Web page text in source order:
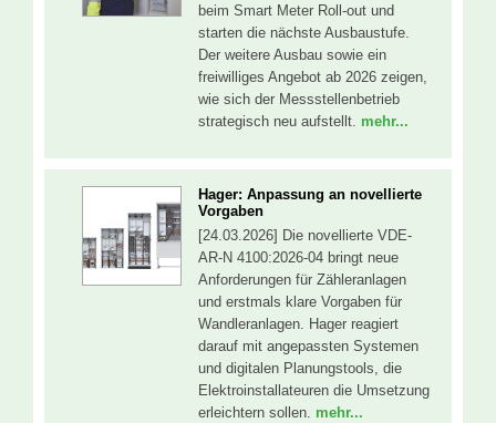
beim Smart Meter Roll-out und
starten die nächste Ausbaustufe.
Der weitere Ausbau sowie ein
freiwilliges Angebot ab 2026 zeigen,
wie sich der Messstellenbetrieb
strategisch neu aufstellt. mehr...
Hager: Anpassung an novellierte
Vorgaben
[24.03.2026] Die novellierte VDE-
AR-N 4100:2026-04 bringt neue
Anforderungen für Zähleranlagen
und erstmals klare Vorgaben für
Wandleranlagen. Hager reagiert
darauf mit angepassten Systemen
und digitalen Planungstools, die
Elektroinstallateuren die Umsetzung
erleichtern sollen. mehr...